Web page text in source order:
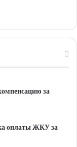
за
оплаты ЖКУ за